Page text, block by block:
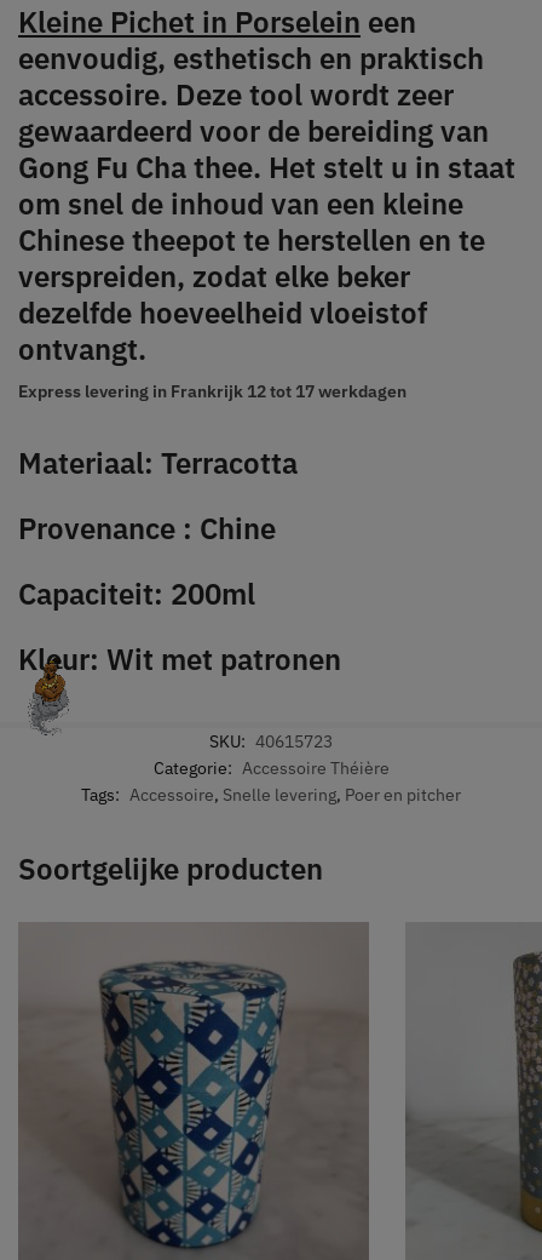
Kleine Pichet in Porselein een
eenvoudig, esthetisch en praktisch
accessoire. Deze tool wordt zeer
gewaardeerd voor de bereiding van
Gong Fu Cha thee. Het stelt u in staat
om snel de inhoud van een kleine
Chinese theepot te herstellen en te
verspreiden, zodat elke beker
dezelfde hoeveelheid vloeistof
ontvangt.
Express levering in Frankrijk 12 tot 17 werkdagen
Materiaal: Terracotta
Provenance : Chine
Capaciteit: 200ml
Kleur: Wit met patronen
SKU: 40615723
Categorie: Accessoire Théière
Tags: Accessoire, Snelle levering, Poer en pitcher
Soortgelijke producten